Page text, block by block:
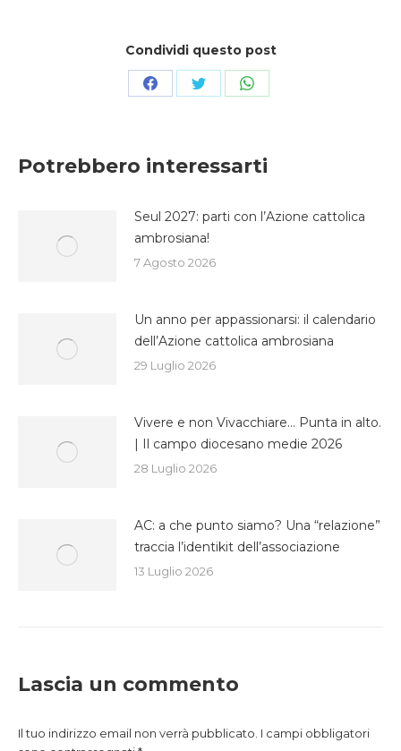
Condividi questo post
CondividiCondividiCondividi
Potrebbero interessarti
Seul 2027: parti con l’Azione cattolica
ambrosiana!
7 Agosto 2026
Un anno per appassionarsi: il calendario
dell’Azione cattolica ambrosiana
29 Luglio 2026
Vivere e non Vivacchiare… Punta in alto.
| Il campo diocesano medie 2026
28 Luglio 2026
AC: a che punto siamo? Una “relazione”
traccia l’identikit dell’associazione
13 Luglio 2026
Lascia un commento
Il tuo indirizzo email non verrà pubblicato. I campi obbligatori